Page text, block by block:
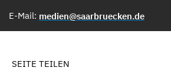
E-Mail: medien@saarbruecken.de
SEITE TEILEN